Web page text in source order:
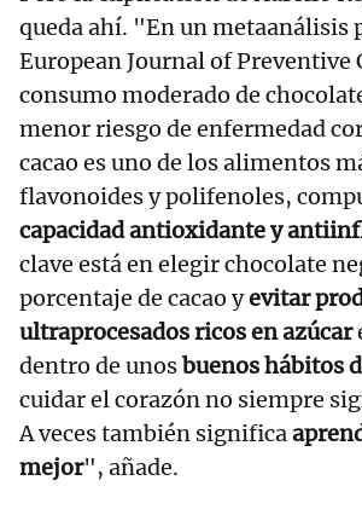
queda ahí. "En un metaanálisis
European Journal of Preventive
consumo moderado de
menor riesgo de enfermedad
cacao es uno de los alimentos
flavonoides y polifenoles,
capacidad antioxidante y
clave está en elegir chocolate
porcentaje de cacao yevitar
ultraprocesados ricos en azúcar
dentro de unosbuenos hábitos
cuidar el corazón no siempre
A veces también significa
mejor", añade.